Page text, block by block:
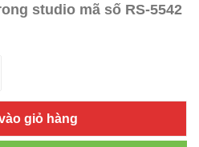
studio mã số RS-5542
giỏ hàng